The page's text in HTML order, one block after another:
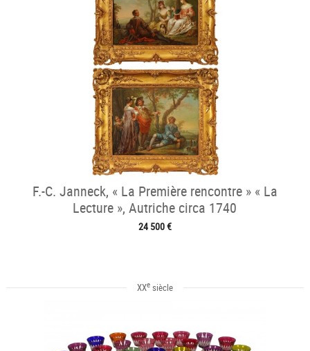
F.-C. Janneck, « La Première rencontre » « La
Lecture », Autriche circa 1740
24 500 €
XXesiècle